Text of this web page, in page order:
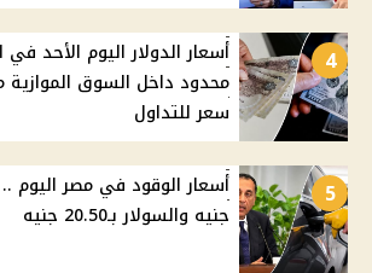
4
أسعار الدولار اليوم الأحد في
محدود داخل السوق الموازية
سعر للتداول
5
جنيه والسولار بـ20.50 جنيه